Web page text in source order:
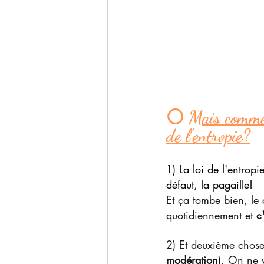
⚪ Mais
de l'entropie?
1) La loi de
défaut, la pagaille!
Et ça tombe bien,
quotidiennement et
2) Et deuxième
modération). On ne